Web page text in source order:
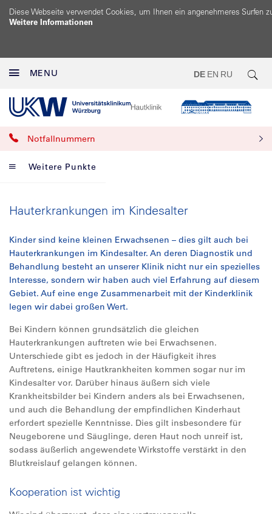
Diese Webseite verwendet Cookies, um Ihnen ein angenehmeres Surfen
Weitere Informationen
MENU DE EN RU
Notfallnummern
Weitere Punkte
Hauterkrankungen im Kindesalter
Kinder sind keine kleinen Erwachsenen – dies gilt auch bei
Hauterkrankungen im Kindesalter. An deren Diagnostik und
Behandlung besteht an unserer Klinik nicht nur ein spezielles
Interesse, sondern wir haben auch viel Erfahrung auf diesem
Gebiet. Auf eine enge Zusammenarbeit mit der Kinderklinik
legen wir dabei großen Wert.
Bei Kindern können grundsätzlich die gleichen
Hauterkrankungen auftreten wie bei Erwachsenen.
Unterschiede gibt es jedoch in der Häufigkeit ihres
Auftretens, einige Hautkrankheiten kommen sogar nur im
Kindesalter vor. Darüber hinaus äußern sich viele
Krankheitsbilder bei Kindern anders als bei Erwachsenen,
und auch die Behandlung der empfindlichen Kinderhaut
erfordert spezielle Kenntnisse. Dies gilt insbesondere für
Neugeborene und Säuglinge, deren Haut noch unreif ist,
sodass äußerlich angewendete Wirkstoffe verstärkt in den
Blutkreislauf gelangen können.
Kooperation ist wichtig